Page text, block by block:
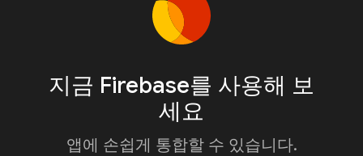
지금 Firebase를 사용해 보
세요
앱에 손쉽게 통합할 수 있습니다.